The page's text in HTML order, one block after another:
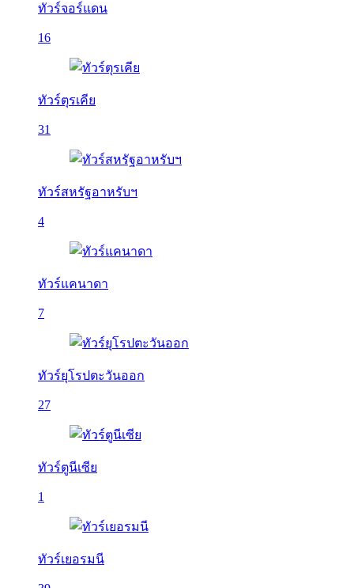
ทัวร์จอร์แดน
16
ทัวร์ตุรเคีย
31
ทัวร์สหรัฐอาหรับฯ
4
ทัวร์แคนาดา
7
ทัวร์ยุโรปตะวันออก
27
ทัวร์ตูนีเซีย
1
ทัวร์เยอรมนี